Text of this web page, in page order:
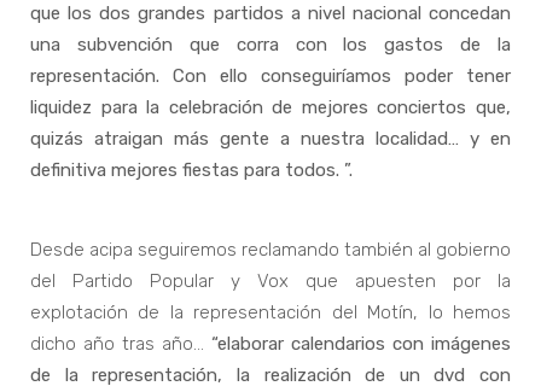
que los dos grandes partidos a nivel nacional concedan
una subvención que corra con los gastos de la
representación. Con ello conseguiríamos poder tener
liquidez para la celebración de mejores conciertos que,
quizás atraigan más gente a nuestra localidad… y en
definitiva mejores fiestas para todos. ”.
Desde acipa seguiremos reclamando también al gobierno
del Partido Popular y Vox que apuesten por la
explotación de la representación del Motín, lo hemos
dicho año tras año… “elaborar calendarios con imágenes
de la representación, la realización de un dvd con